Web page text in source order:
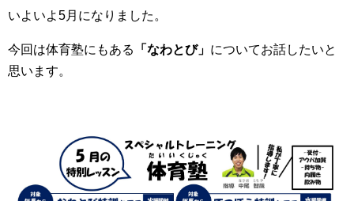
いよいよ5月になりました。
今回は体育塾にもある 「なわとび」 についてお話したいと
思います。